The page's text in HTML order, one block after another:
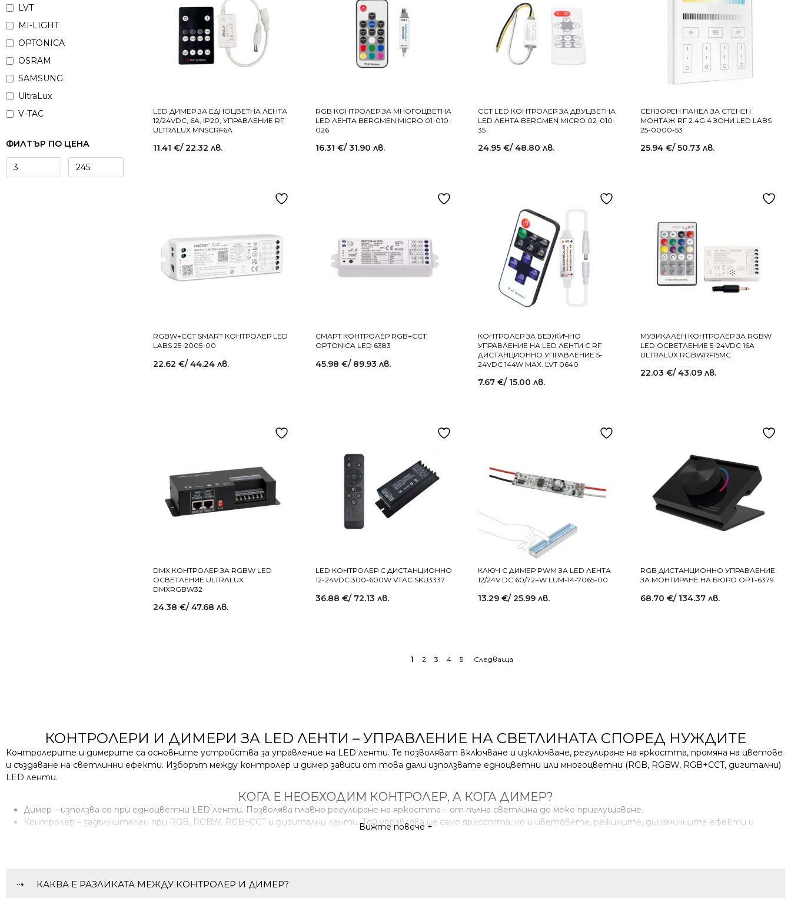
LVT
MI-LIGHT
OPTONICA
OSRAM
SAMSUNG
UltraLux
V-TAC
ФИЛТЪР ПО ЦЕНА
LED ДИМЕР ЗА ЕДНОЦВЕТНА ЛЕНТА
12/24VDC, 6A, IP20, УПРАВЛЕНИЕ RF
ULTRALUX MNSCRF6A
11.41 €/ 22.32 лв.
RGB КОНТРОЛЕР ЗА МНОГОЦВЕТНА
LED ЛЕНТА BERGMEN MICRO 01-010-
026
16.31 €/ 31.90 лв.
CCT LED КОНТРОЛЕР ЗА ДВУЦВЕТНА
LED ЛЕНТА BERGMEN MICRO 02-010-
35
24.95 €/ 48.80 лв.
СЕНЗОРЕН ПАНЕЛ ЗА СТЕНЕН
МОНТАЖ RF 2.4G 4 ЗОНИ LED LABS
25-0000-53
25.94 €/ 50.73 лв.
RGBW+CCT SMART КОНТРОЛЕР LED
LABS 25-2005-00
22.62 €/ 44.24 лв.
СМАРТ КОНТРОЛЕР RGB+CCT
OPTONICA LED 6383
45.98 €/ 89.93 лв.
КОНТРОЛЕР ЗА БЕЗЖИЧНО
УПРАВЛЕНИЕ НА LED ЛЕНТИ С RF
ДИСТАНЦИОННО УПРАВЛЕНИЕ 5-
24VDC 144W MAX. LVT 0640
7.67 €/ 15.00 лв.
МУЗИКАЛЕН КОНТРОЛЕР ЗА RGBW
LED ОСВЕТЛЕНИЕ 5-24VDC 16A
ULTRALUX RGBWRF15MC
22.03 €/ 43.09 лв.
DMX КОНТРОЛЕР ЗА RGBW LED
ОСВЕТЛЕНИЕ ULTRALUX
DMXRGBW32
24.38 €/ 47.68 лв.
LED КОНТРОЛЕР С ДИСТАНЦИОННО
12-24VDC 300-600W VTAC SKU3337
36.88 €/ 72.13 лв.
КЛЮЧ С ДИМЕР PWM ЗА LED ЛЕНТА
12/24V DC 60/72+W LUM-14-7065-00
13.29 €/ 25.99 лв.
RGB ДИСТАНЦИОННО УПРАВЛЕНИЕ
ЗА МОНТИРАНЕ НА БЮРО OPT-6379
68.70 €/ 134.37 лв.
1 2 3 4 5
КОНТРОЛЕРИ И ДИМЕРИ ЗА LED ЛЕНТИ – УПРАВЛЕНИЕ НА СВЕТЛИНАТА СПОРЕД НУЖДИТЕ
Контролерите и димерите са основните устройства за управление на LED ленти. Те позволяват включване и изключване, регулиране на яркостта, промяна на цветове
и създаване на светлинни ефекти. Изборът между контролер и димер зависи от това дали използвате едноцветни или многоцветни (RGB, RGBW, RGB+CCT, дигитални)
LED ленти.
КОГА Е НЕОБХОДИМ КОНТРОЛЕР, А КОГА ДИМЕР?
Димер – използва се при едноцветни LED ленти. Позволява плавно регулиране на яркостта – от пълна светлина до меко приглушаване.
Контролер – задължителен при RGB, RGBW, RGB+CCT и дигитални ленти. Той управлява не само яркостта, но и цветовете, режимите, динамичните ефекти и
Те се свързват след захранването (трансформатора) и преди LED лентата.
Не се включват директно към електрическата мрежа 220V AC.
Вижте повече +
КАКВА Е РАЗЛИКАТА МЕЖДУ КОНТРОЛЕР И ДИМЕР?